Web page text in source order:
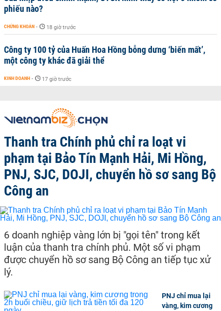
phiếu nào?
CHỨNG KHOÁN - 18 giờ trước
Công ty 100 tỷ của Huấn Hoa Hồng bỗng dưng ‘biến mất’,
một công ty khác đã giải thể
KINH DOANH - 17 giờ trước
Thanh tra Chính phủ chỉ ra loạt vi
phạm tại Bảo Tín Mạnh Hải, Mi Hồng,
PNJ, SJC, DOJI, chuyển hồ sơ sang Bộ
Công an
6 doanh nghiệp vàng lớn bị "gọi tên" trong kết
luận của thanh tra chính phủ. Một số vi phạm
được chuyển hồ sơ sang Bộ Công an tiếp tục xử
lý.
PNJ chỉ mua lại
vàng, kim cương